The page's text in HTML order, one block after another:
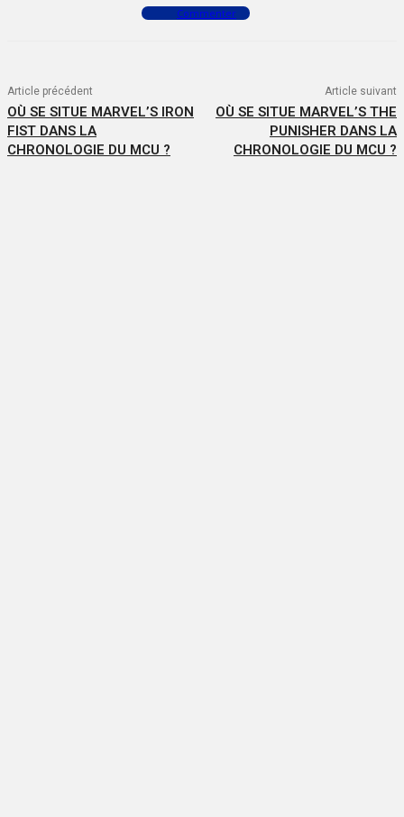
Commenter
Article précédent
OÙ SE SITUE MARVEL’S IRON
FIST DANS LA
CHRONOLOGIE DU MCU ?
Article suivant
OÙ SE SITUE MARVEL’S THE
PUNISHER DANS LA
CHRONOLOGIE DU MCU ?